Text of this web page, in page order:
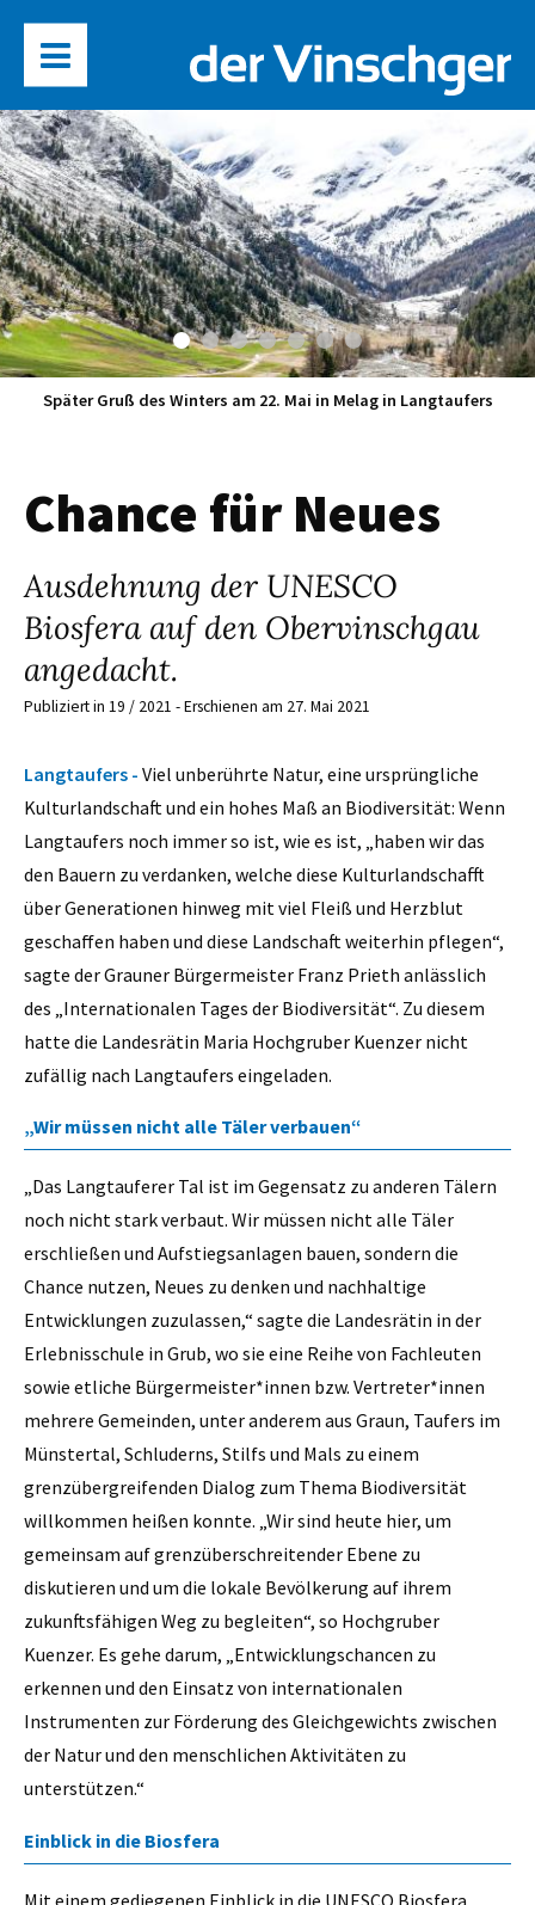
Später Gruß des Winters am 22. Mai in Melag in Langtaufers
Chance für Neues
Ausdehnung der UNESCO
Biosfera auf den Obervinschgau
angedacht.
Publiziert in 19 / 2021 - Erschienen am 27. Mai 2021
Langtaufers - Viel unberührte Natur, eine ursprüngliche
Kulturlandschaft und ein hohes Maß an Biodiversität: Wenn
Langtaufers noch immer so ist, wie es ist, „haben wir das
den Bauern zu verdanken, welche diese Kulturlandschafft
über Generationen hinweg mit viel Fleiß und Herzblut
geschaffen haben und diese Landschaft weiterhin pflegen“,
sagte der Grauner Bürgermeister Franz Prieth anlässlich
des „Internationalen Tages der Biodiversität“. Zu diesem
hatte die Landesrätin Maria Hochgruber Kuenzer nicht
zufällig nach Langtaufers eingeladen.
„Wir müssen nicht alle Täler verbauen“
„Das Langtauferer Tal ist im Gegensatz zu anderen Tälern
noch nicht stark verbaut. Wir müssen nicht alle Täler
erschließen und Aufstiegsanlagen bauen, sondern die
Chance nutzen, Neues zu denken und nachhaltige
Entwicklungen zuzulassen,“ sagte die Landesrätin in der
Erlebnisschule in Grub, wo sie eine Reihe von Fachleuten
sowie etliche Bürgermeister*innen bzw. Vertreter*innen
mehrere Gemeinden, unter anderem aus Graun, Taufers im
Münstertal, Schluderns, Stilfs und Mals zu einem
grenzübergreifenden Dialog zum Thema Biodiversität
willkommen heißen konnte. „Wir sind heute hier, um
gemeinsam auf grenzüberschreitender Ebene zu
diskutieren und um die lokale Bevölkerung auf ihrem
zukunftsfähigen Weg zu begleiten“, so Hochgruber
Kuenzer. Es gehe darum, „Entwicklungschancen zu
erkennen und den Einsatz von internationalen
Instrumenten zur Förderung des Gleichgewichts zwischen
der Natur und den menschlichen Aktivitäten zu
unterstützen.“
Einblick in die Biosfera